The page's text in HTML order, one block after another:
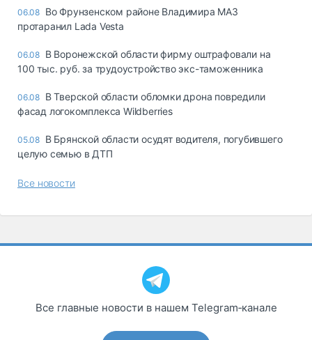
06.08 Во Фрунзенском районе Владимира МАЗ
протаранил Lada Vesta
06.08 В Воронежской области фирму оштрафовали на
100 тыс. руб. за трудоустройство экс-таможенника
06.08 В Тверской области обломки дрона повредили
фасад логокомплекса Wildberries
05.08 В Брянской области осудят водителя, погубившего
целую семью в ДТП
Все новости
Все главные новости в нашем Telegram‑канале